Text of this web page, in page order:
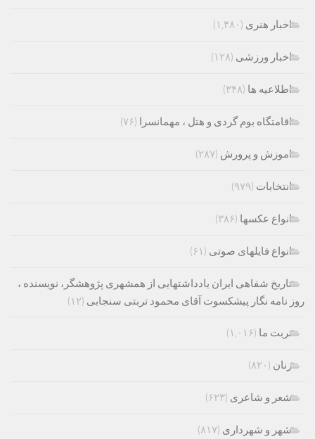
اخبار هنری (۱,۴۸۰)
اخبار ورزشی (۱۲۸)
اطلاعیه ها (۳۴۸)
اقامتگاه بوم گردی و هتل ، مهمانسرا (۷۶)
اموزش و پرورش (۲۸۷)
انتخابات (۹۷۹)
انواع عکسها (۳۸۶)
انواع فایلهای صوتی (۶۱)
تاریخ شفاهی ایران یادداشتهایی از همشهری پژوهشگر، نویسنده ،
روز نامه نگار پیشکسوت آقای محمود تربتی سنجابی (۱۲)
تربت ما (۱,۰۱۶)
زنان (۸۲۰)
شعر و شاعری (۶۲۳)
شهر و شهرداری (۸۱۷)